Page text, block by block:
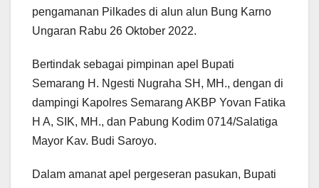
pengamanan Pilkades di alun alun Bung Karno
Ungaran Rabu 26 Oktober 2022.
Bertindak sebagai pimpinan apel Bupati
Semarang H. Ngesti Nugraha SH, MH., dengan di
dampingi Kapolres Semarang AKBP Yovan Fatika
H A, SIK, MH., dan Pabung Kodim 0714/Salatiga
Mayor Kav. Budi Saroyo.
Dalam amanat apel pergeseran pasukan, Bupati